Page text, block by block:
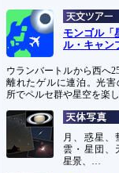
モンゴル「
ル・キャン
ウランバートルから西へ
離れたゲルに連泊。光害
所でペルセ群や星空を楽
月、惑星、
雲・星団、
星景、…